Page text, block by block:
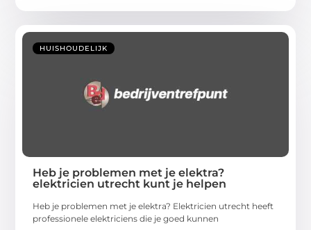
HUISHOUDELIJK
Heb je problemen met je elektra?
elektricien utrecht kunt je helpen
Heb je problemen met je elektra? Elektricien utrecht heeft
professionele elektriciens die je goed kunnen